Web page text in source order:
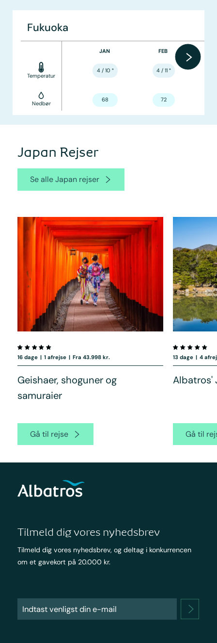
Fukuoka
Temperatur
Nedbør
JAN
4 / 10 °
68
FEB
4 / 11 °
72
Japan Rejser
Se alle Japan rejser
16 dage | 1 afrejse | Fra 43.998 kr.
Geishaer, shoguner og
samuraier
Gå til rejse
13 dage | 4
Albatros'
Gå til
Tilmeld dig vores nyhedsbrev
Tilmeld dig vores nyhedsbrev, og deltag i konkurrencen
om et gavekort på 20.000 kr.